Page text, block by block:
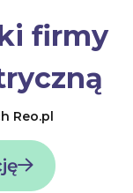
firmy
Reo.pl